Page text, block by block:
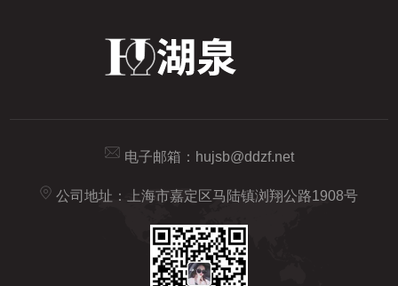
电子邮箱： hujsb@ddzf.net
公司地址：上海市嘉定区马陆镇浏翔公路1908号